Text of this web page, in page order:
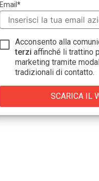
Email *
Acconsento alla
terzi affinché li trattino
marketing tramite
tradizionali di contatto.